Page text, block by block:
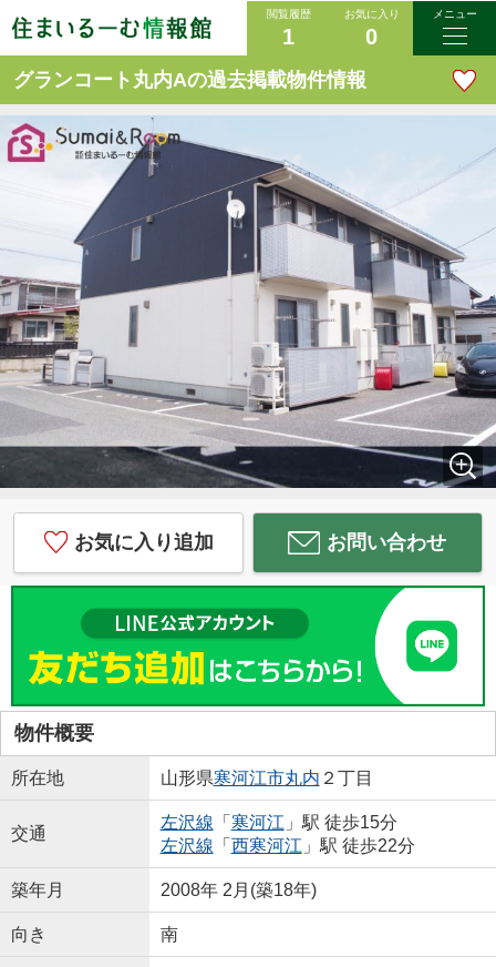
閲覧履歴
1
お気に入り
0
メニュー
グランコート丸内Aの過去掲載物件情報
お気に入り追加 お問い合わせ
物件概要
所在地 山形県寒河江市丸内 ２丁目
交通
左沢線 「 寒河江 」駅 徒歩15分
左沢線 「 西寒河江 」駅 徒歩22分
築年月 2008年 2月(築18年)
向き 南